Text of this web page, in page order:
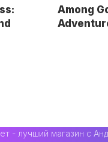
Among
- лучший магазин с